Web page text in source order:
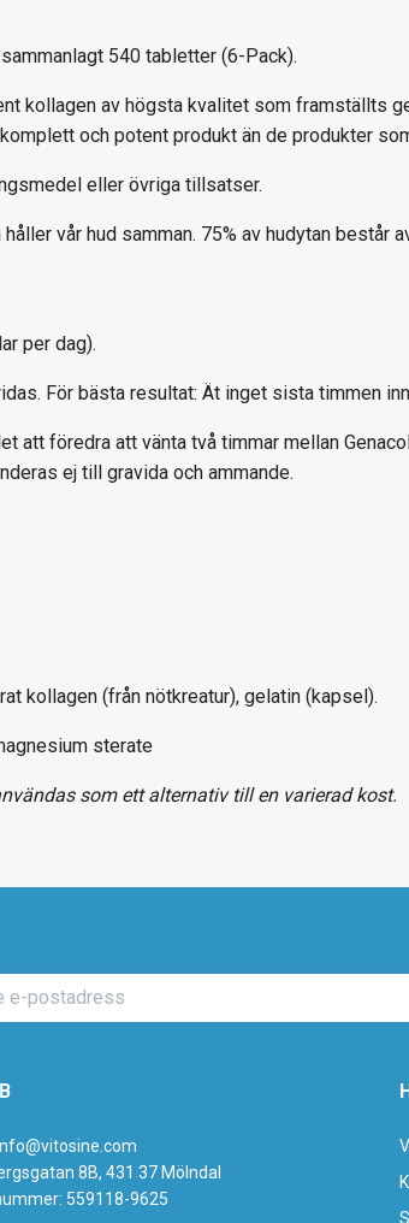
540 tabletter (6-Pack).
kollagen av högsta kvalitet som framställts
och potent produkt än de produkter
eller övriga tillsatser.
vår hud samman. 75% av hudytan består
per dag).
För bästa resultat: Ät inget sista timmen
att föredra att vänta två timmar mellan
ej till gravida och ammande.
kollagen (från nötkreatur), gelatin (kapsel).
sterate
som ett alternativ till en varierad kost.
8B, 431 37 Mölndal
559118-9625